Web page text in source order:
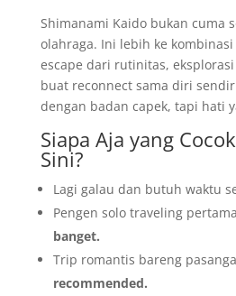
Shimanami Kaido bukan cuma
olahraga. Ini lebih ke
escape dari rutinitas,
buat reconnect sama diri
dengan badan capek, tapi hati
Siapa Aja yang
Sini?
Lagi galau dan butuh waktu
Pengen solo traveling
banget.
Trip romantis bareng
recommended.